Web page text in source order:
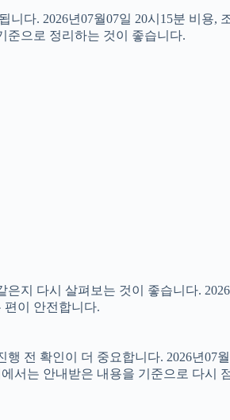
다. 2026년07월07일 20시15분 비용
준으로 정리하는 것이 좋습니다.
지 다시 살펴보는 것이 좋습니다.
편이 안전합니다.
전 확인이 더 중요합니다. 2026년07
서는 안내받은 내용을 기준으로 다시